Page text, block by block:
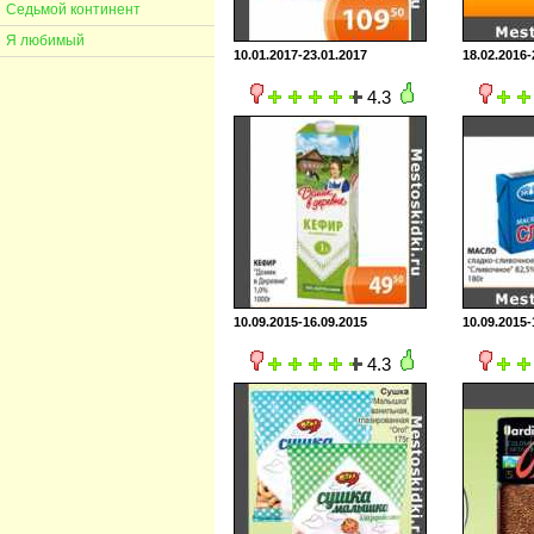
Седьмой континент
Я любимый
10.01.2017-23.01.2017
4.3
10.09.2015-16.09.2015
4.3